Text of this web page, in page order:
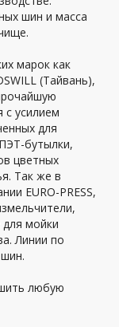
шин и масса
марок как
(Тайвань),
с усилием
для
бутылки,
цветных
Так же в
EURO-PRESS,
мойки
Линии по
любую